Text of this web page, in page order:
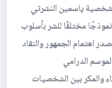
ياسمين النشرتي
مختلفًا للشر بأسلوب
اهتمام الجمهور والنقاد
الدرامي
والمكر بين الشخصيات